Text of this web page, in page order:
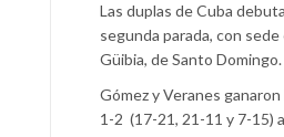
Las duplas de Cuba
segunda parada, con
Güibia, de Santo Domingo.
Gómez y Veranes
1-2 (17-21, 21-11 y 7-15)